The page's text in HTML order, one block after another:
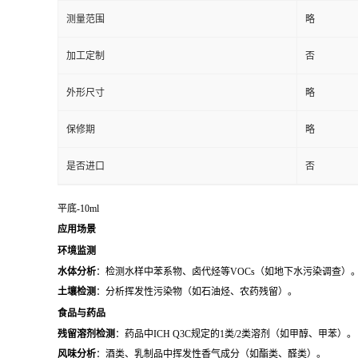
测量范围 略
加工定制 否
外形尺寸 略
保修期 略
是否进口 否
平底-10ml
应用场景
环境监测
水体分析：检测水样中苯系物、卤代烃等VOCs（如地下水污染调查）
土壤检测 ：分析挥发性污染物（如石油烃、农药残留）。
食品与药品
残留溶剂检测 ：药品中ICH Q3C规定的1类/2类溶剂（如甲醇、甲苯）。
风味分析：酒类、乳制品中挥发性香气成分（如酯类、醛类）。